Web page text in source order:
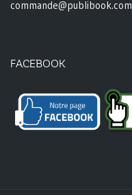
commande@publibook.com
FACEBOOK